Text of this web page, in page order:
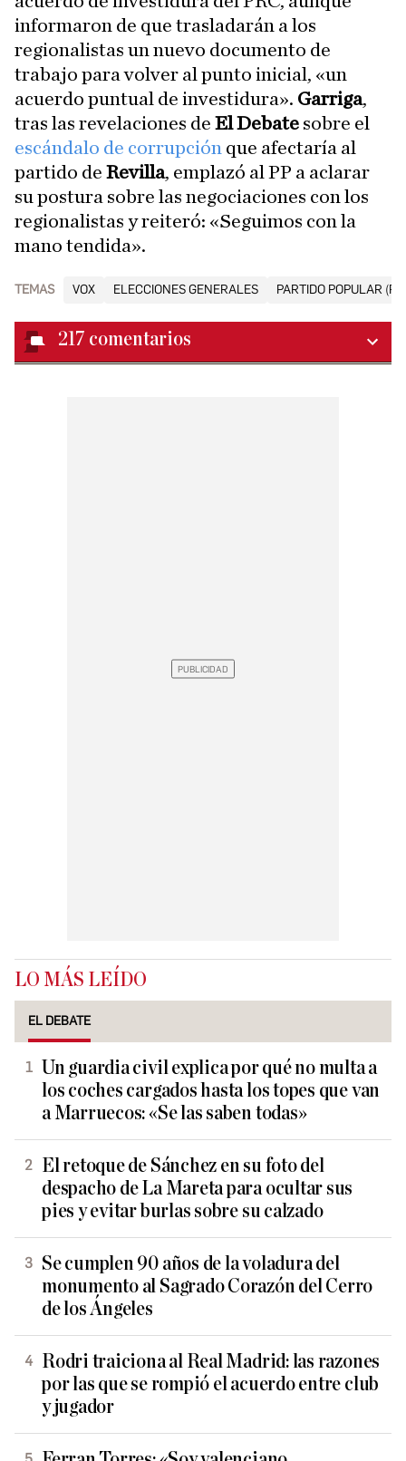
informaron de que trasladarán a los
regionalistas un nuevo documento de
trabajo para volver al punto inicial, «un
acuerdo puntual de investidura». Garriga,
tras las revelaciones de El Debate sobre el
escándalo de corrupción que afectaría al
partido de Revilla, emplazó al PP a aclarar
su postura sobre las negociaciones con los
regionalistas y reiteró: «Seguimos con la
mano tendida».
TEMAS VOX ELECCIONES GENERALES PARTIDO POPULAR (PP)
217 comentarios
LO MÁS LEÍDO
EL DEBATE
Un guardia civil explica por qué no multa a
los coches cargados hasta los topes que van
a Marruecos: «Se las saben todas»
El retoque de Sánchez en su foto del
despacho de La Mareta para ocultar sus
pies y evitar burlas sobre su calzado
Se cumplen 90 años de la voladura del
monumento al Sagrado Corazón del Cerro
de los Ángeles
Rodri traiciona al Real Madrid: las razones
por las que se rompió el acuerdo entre club
y jugador